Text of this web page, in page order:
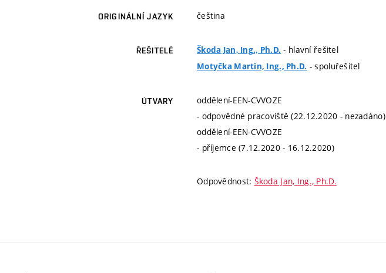
ORIGINÁLNÍ JAZYK čeština
ŘEŠITELÉ Škoda Jan, Ing., Ph.D. - hlavní řešitel
Motyčka Martin, Ing., Ph.D. - spoluřešitel
ÚTVARY
oddělení-EEN-CVVOZE
- odpovědné pracoviště (22.12.2020 - nezadáno)
oddělení-EEN-CVVOZE
- příjemce (7.12.2020 - 16.12.2020)
Odpovědnost: Škoda Jan, Ing., Ph.D.